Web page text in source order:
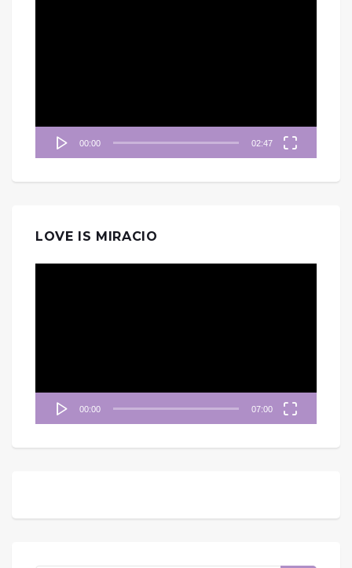
00:00 02:47
LOVE IS MIRACIO
00:00 07:00